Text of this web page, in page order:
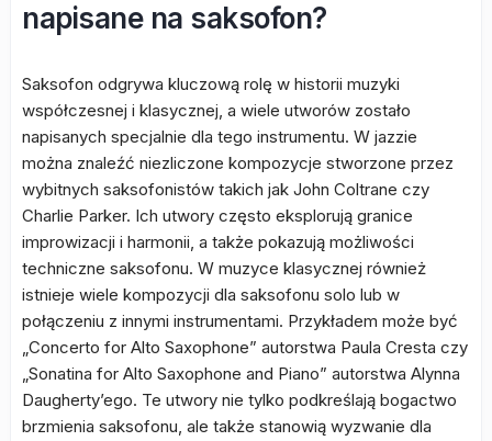
napisane na saksofon?
Saksofon odgrywa kluczową rolę w historii muzyki
współczesnej i klasycznej, a wiele utworów zostało
napisanych specjalnie dla tego instrumentu. W jazzie
można znaleźć niezliczone kompozycje stworzone przez
wybitnych saksofonistów takich jak John Coltrane czy
Charlie Parker. Ich utwory często eksplorują granice
improwizacji i harmonii, a także pokazują możliwości
techniczne saksofonu. W muzyce klasycznej również
istnieje wiele kompozycji dla saksofonu solo lub w
połączeniu z innymi instrumentami. Przykładem może być
„Concerto for Alto Saxophone” autorstwa Paula Cresta czy
„Sonatina for Alto Saxophone and Piano” autorstwa Alynna
Daugherty’ego. Te utwory nie tylko podkreślają bogactwo
brzmienia saksofonu, ale także stanowią wyzwanie dla